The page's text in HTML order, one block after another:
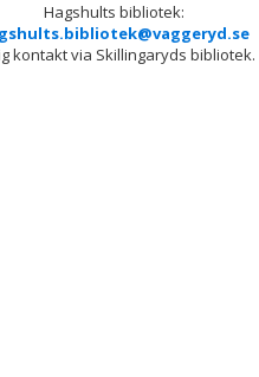
Hagshults bibliotek:
kontakt via Skillingaryds bibliotek.